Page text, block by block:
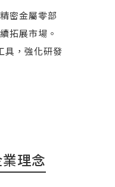
密金屬零部
拓展市場。
具，強化研發
業理念